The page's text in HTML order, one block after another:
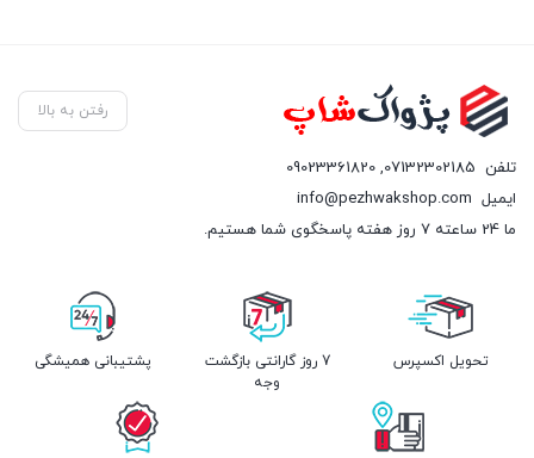
رفتن به بالا
تلفن 07132302185
,
09023361820
ایمیل info@pezhwakshop.com
ما 24 ساعته 7 روز هفته پاسخگوی شما هستیم.
تحویل اکسپرس
7 روز گارانتی بازگشت
وجه
پشتیبانی همیشگی